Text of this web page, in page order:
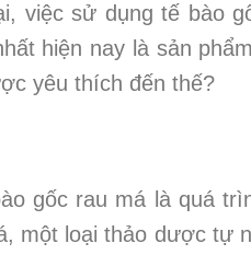
việc sử dụng tế bào
hiện nay là sản
yêu thích đến thế?
gốc rau má là quá
một loại thảo dược tự